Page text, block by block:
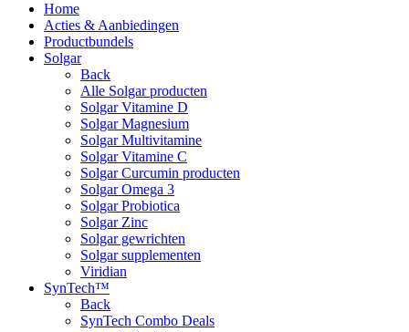
Home
Acties & Aanbiedingen
Productbundels
Solgar
Back
Alle Solgar producten
Solgar Vitamine D
Solgar Magnesium
Solgar Multivitamine
Solgar Vitamine C
Solgar Curcumin producten
Solgar Omega 3
Solgar Probiotica
Solgar Zinc
Solgar gewrichten
Solgar supplementen
Viridian
SynTech™
Back
SynTech Combo Deals